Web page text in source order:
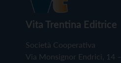
Vita Trentina Editrice
Società Cooperativa
Via Monsignor Endrici, 14